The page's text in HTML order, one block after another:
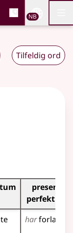
og
NB
Tilfeldig ord
presens
perfektum
harforlangt